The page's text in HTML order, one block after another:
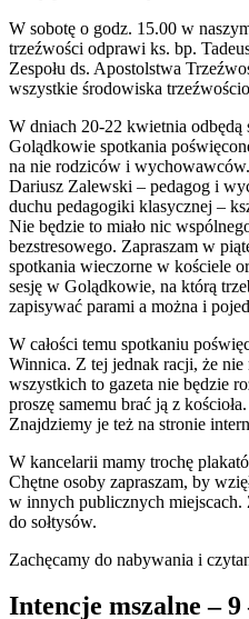
W sobotę o godz. 15.00 w
trzeźwości odprawi ks. bp.
Zespołu ds. Apostolstwa
wszystkie środowiska
W dniach 20-22 kwietnia
Golądkowie spotkania
na nie rodziców i
Dariusz Zalewski – pedagog i
duchu pedagogiki klasycznej –
Nie będzie to miało nic
bezstresowego. Zapraszam w
spotkania wieczorne w kościele
sesję w Golądkowie, na którą
zapisywać parami a można i
W całości temu spotkaniu
Winnica. Z tej jednak racji, że
wszystkich to gazeta nie będzie
proszę samemu brać ją z
Znajdziemy je też na stronie
W kancelarii mamy trochę
Chętne osoby zapraszam, by
w innych publicznych miejscach.
do sołtysów.
Zachęcamy do nabywania i
Intencje mszalne – 9